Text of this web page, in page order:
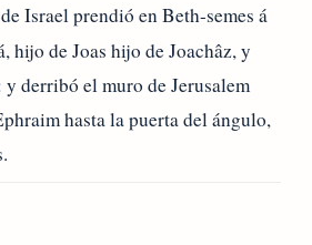
Israel prendió en Beth-semes á
hijo de Joas hijo de Joachâz, y
derribó el muro de Jerusalem
hasta la puerta del ángulo,